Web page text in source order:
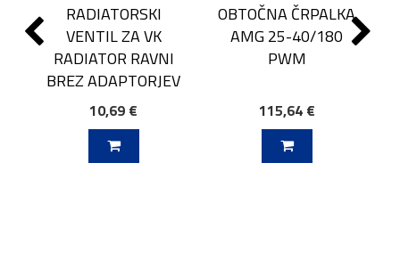
RADIATORSKI
VENTIL ZA VK
RADIATOR RAVNI
BREZ ADAPTORJEV
10,69 €
OBTOČNA ČRPALKA
AMG 25-40/180
PWM
115,64 €